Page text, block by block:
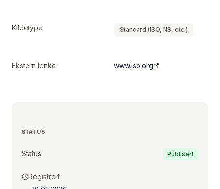
Kildetype Standard (ISO, NS, etc.)
Ekstern lenke www.iso.org
STATUS
Status Publisert
Registrert